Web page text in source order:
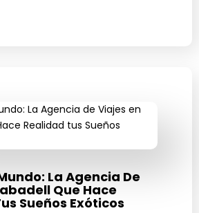
La Agencia De
Que Hace
Sueños Exóticos